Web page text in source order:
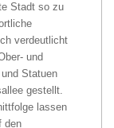
Stadt so zu
verdeutlicht
und
Statuen
gestellt.
lassen
den